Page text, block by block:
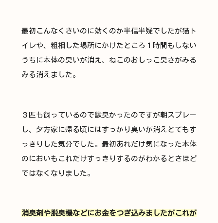
最初こんなくさいのに効くのか半信半疑でしたが猫ト
イレや、粗相した場所にかけたところ１時間もしない
うちに本体の臭いが消え、ねこのおしっこ臭さがみる
みる消えました。
３匹も飼っているので獣臭かったのですが朝スプレー
し、夕方家に帰る頃にはすっかり臭いが消えとてもす
っきりした気分でした。最初あれだけ気になった本体
のにおいもこれだけすっきりするのがわかるとさほど
ではなくなりました。
消臭剤や脱臭機などにお金をつぎ込みましたがこれが